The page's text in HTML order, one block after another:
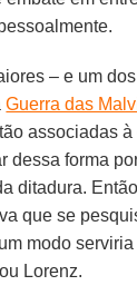
– e um
Guerra das
associadas
dessa forma
ditadura.
que se
modo
Lorenz.